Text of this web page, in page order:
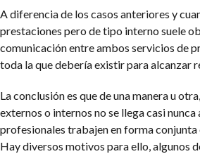
A diferencia de los casos anteriores y
prestaciones pero de tipo interno suele
comunicación entre ambos servicios de
toda la que debería existir para alcanzar
La conclusión es que de una manera u
externos o internos no se llega casi
profesionales trabajen en forma
Hay diversos motivos para ello, algunos